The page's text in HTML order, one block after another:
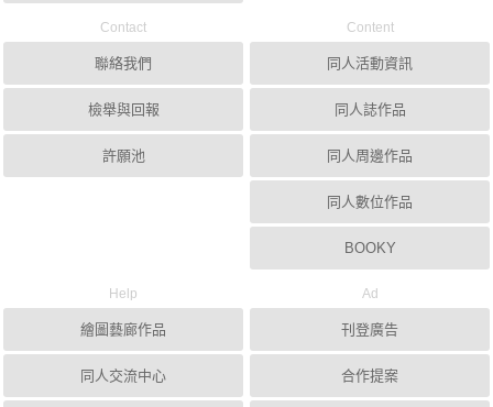
Contact
聯絡我們
檢舉與回報
許願池
Content
同人活動資訊
同人誌作品
同人周邊作品
同人數位作品
BOOKY
Help
繪圖藝廊作品
同人交流中心
Ad
刊登廣告
合作提案